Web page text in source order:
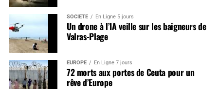
SOCIÉTÉ En Ligne 5 jours
Un drone à l’IA veille sur les baigneurs de
Valras-Plage
EUROPE En Ligne 7 jours
72 morts aux portes de Ceuta pour un
rêve d’Europe